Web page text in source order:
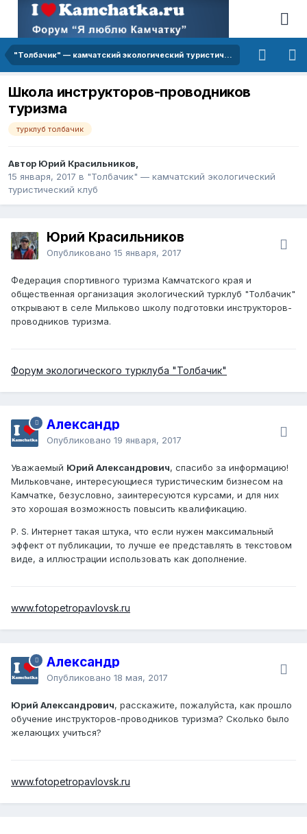
"Толбачик" — камчатский экологический туристический клуб
Школа инструкторов-проводников
туризма
турклуб толбачик
Автор Юрий Красильников,
15 января, 2017 в "Толбачик" — камчатский экологический
туристический клуб
Юрий Красильников
Опубликовано 15 января, 2017
Федерация спортивного туризма Камчатского края и
общественная организация экологический турклуб "Толбачик"
открывают в селе Мильково школу подготовки инструкторов-
проводников туризма.
Форум экологического турклуба "Толбачик"
Александр
Опубликовано 19 января, 2017
Уважаемый Юрий Александрович, спасибо за информацию!
Мильковчане, интересующиеся туристическим бизнесом на
Камчатке, безусловно, заинтересуются курсами, и для них
это хорошая возможность повысить квалификацию.
P. S. Интернет такая штука, что если нужен максимальный
эффект от публикации, то лучше ее представлять в текстовом
виде, а иллюстрации использовать как дополнение.
www.fotopetropavlovsk.ru
Александр
Опубликовано 18 мая, 2017
Юрий Александрович, расскажите, пожалуйста, как прошло
обучение инструкторов-проводников туризма? Сколько было
желающих учиться?
www.fotopetropavlovsk.ru